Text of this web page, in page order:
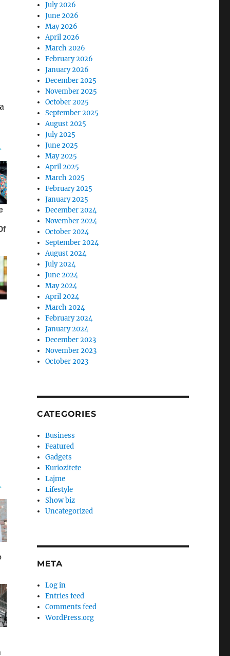
July 2026
June 2026
May 2026
April 2026
March 2026
February 2026
January 2026
December 2025
November 2025
October 2025
September 2025
August 2025
July 2025
June 2025
May 2025
April 2025
March 2025
February 2025
January 2025
December 2024
November 2024
October 2024
September 2024
August 2024
July 2024
June 2024
May 2024
April 2024
March 2024
February 2024
January 2024
December 2023
November 2023
October 2023
CATEGORIES
Business
Featured
Gadgets
Kuriozitete
Lajme
Lifestyle
Show biz
Uncategorized
META
Log in
Entries feed
Comments feed
WordPress.org